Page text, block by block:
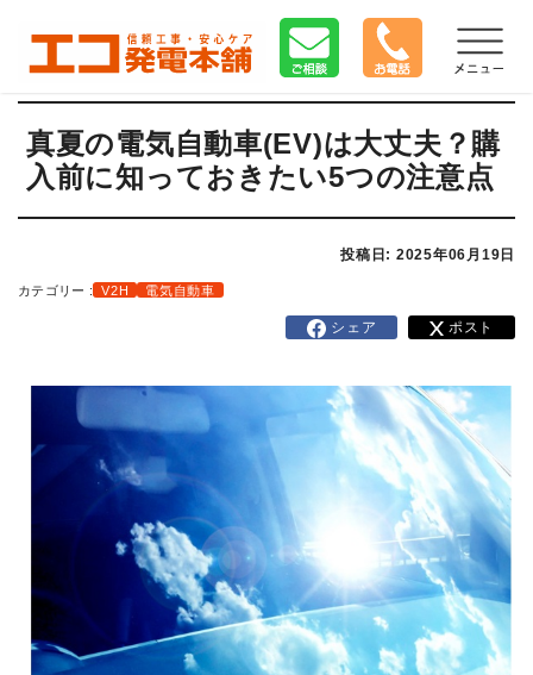
真夏の電気自動車(EV)は大丈夫？購
入前に知っておきたい5つの注意点
投稿日: 2025年06月19日
カテゴリー : V2H 電気自動車
シェア ポスト